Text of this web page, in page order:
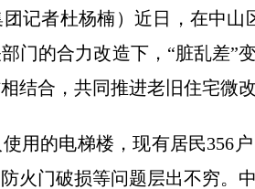
记者杜杨楠）近日，在中山
门的合力改造下，“脏乱差”
结合，共同推进老旧住宅微改
用的电梯楼，现有居民356
火门破损等问题层出不穷。